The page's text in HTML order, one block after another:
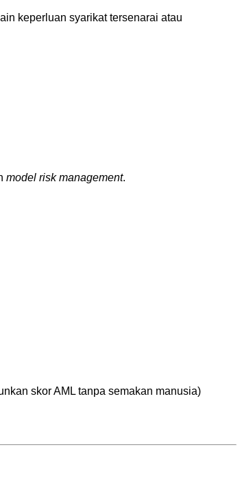
keperluan syarikat tersenarai atau
model risk management.
skor AML tanpa semakan manusia)